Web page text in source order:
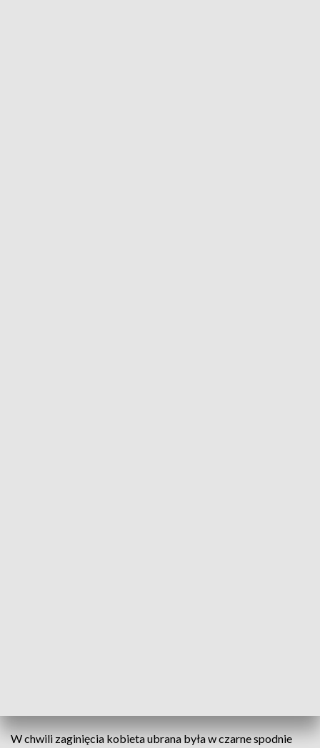
W chwili zaginięcia kobieta ubrana była w czarne spodnie